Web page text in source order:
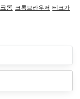
크롬 크롬브라우저 테크가